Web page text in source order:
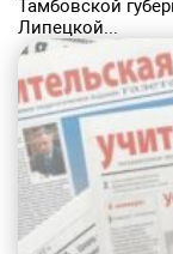
Тамбовской
Липецкой...